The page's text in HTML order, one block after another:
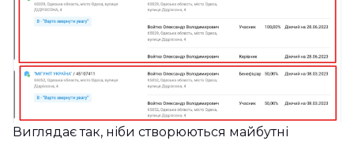
Виглядає так, ніби створюються майбутні